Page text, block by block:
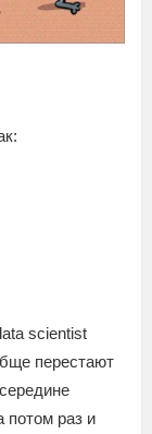
scientist
перестают
потом раз и